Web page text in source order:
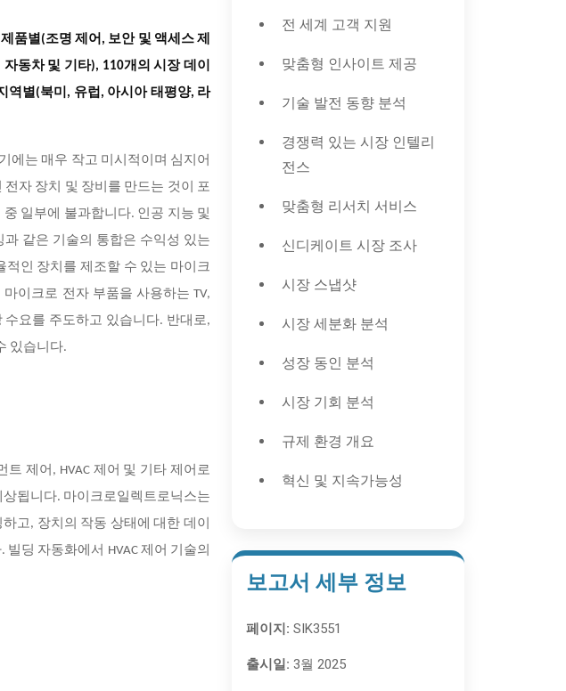
품별(조명 제어, 보안 및 액세스 제
동차 및 기타), 110개의 시장 데이
역별(북미, 유럽, 아시아 태평양, 라
에는 매우 작고 미시적이며 심지어
자 장치 및 장비를 만드는 것이 포
일부에 불과합니다. 인공 지능 및
같은 기술의 통합은 수익성 있는
인 장치를 제조할 수 있는 마이크
이크로 전자 부품을 사용하는 TV,
요를 주도하고 있습니다. 반대로,
있습니다.
제어, HVAC 제어 및 기타 제어로
상됩니다. 마이크로일렉트로닉스는
고, 장치의 작동 상태에 대한 데이
딩 자동화에서 HVAC 제어 기술의
전 세계 고객 지원
맞춤형 인사이트 제공
기술 발전 동향 분석
경쟁력 있는 시장 인텔리
전스
맞춤형 리서치 서비스
신디케이트 시장 조사
시장 스냅샷
시장 세분화 분석
성장 동인 분석
시장 기회 분석
규제 환경 개요
혁신 및 지속가능성
보고서 세부 정보
페이지: SIK3551
출시일: 3월 2025